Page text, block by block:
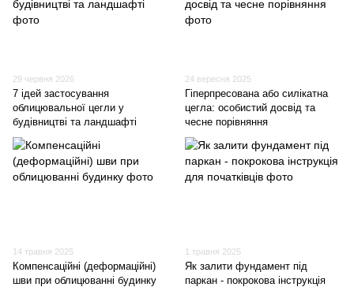
29 червня 2026
7 ідей застосування
облицювальної цегли у
будівництві та ландшафті
24 вересня 2025
Гіперпресована або силікатна
цегла: особистий досвід та
чесне порівняння
14 травня 2025
Компенсаційні (деформаційні)
шви при облицюванні будинку
1 травня 2025
Як залити фундамент під
паркан - покрокова інструкція